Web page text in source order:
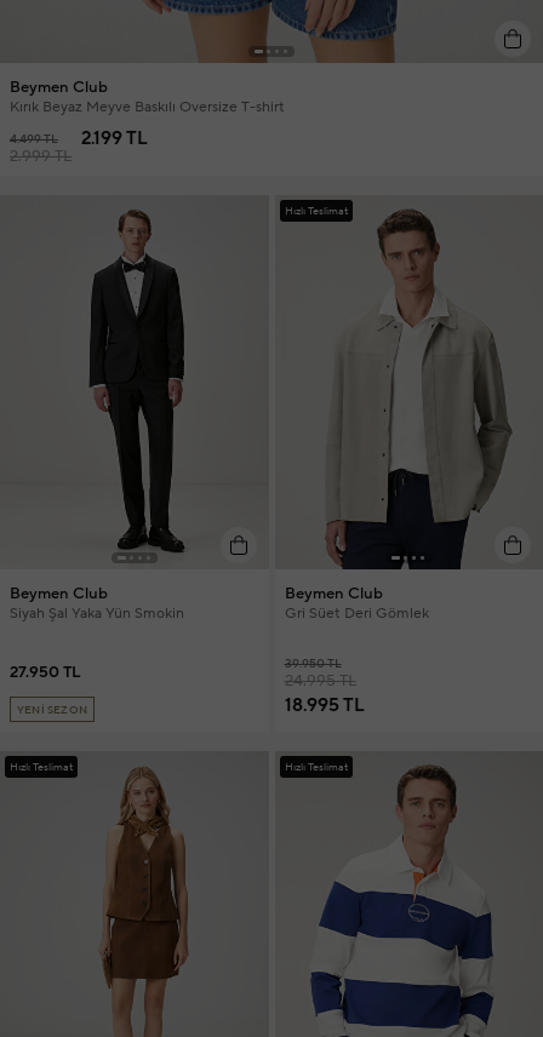
Beymen Club
Kırık Beyaz Meyve Baskılı Oversize T-shirt
4.499 TL
2.999 TL
2.199 TL
Beymen Club
Siyah Şal Yaka Yün Smokin
27.950 TL
YENİ SEZON
Hızlı Teslimat
Beymen Club
Gri Süet Deri Gömlek
39.950 TL
24.995 TL
18.995 TL
Hızlı Teslimat Hızlı Teslimat